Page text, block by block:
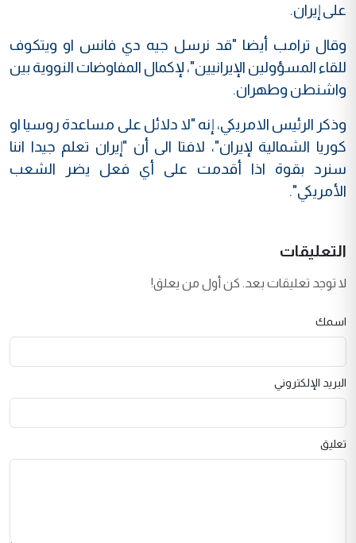
على إيران.
وقال ترامب أيضا "قد نرسل جيه دي فانس او ويتكوف
للقاء المسؤولين الإيرانيين"، لإكمال المفاوضات النووية بين
واشنطن وطهران.
وذكر الرئيس الامريكي، إنه "لا دلائل على مساعدة روسيا او
كوريا الشمالية لإيران"، لافتا الى أن "إيران تعلم جيدا اننا
سنرد بقوة اذا أقدمت على أي فعل يضر الشعب
الأمريكي".
التعليقات
لا توجد تعليقات بعد. كن أول من يعلق!
اسمك
البريد الإلكتروني
تعليق